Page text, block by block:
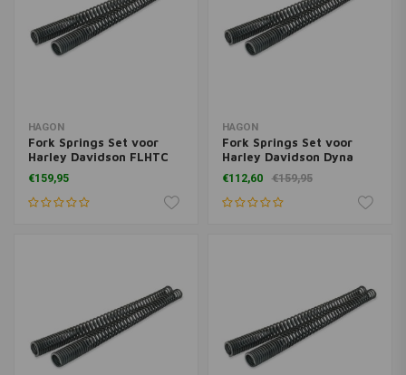
HAGON
Fork Springs Set voor
Harley Davidson FLHTC
EG Classic 1984>
€159,95
HAGON
Fork Springs Set voor
Harley Davidson Dyna
Glide <05
€112,60 €159,95